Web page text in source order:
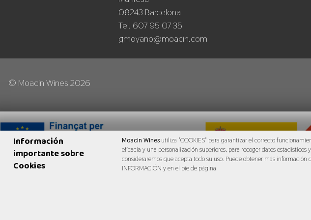
Información
importante sobre
Cookies
Moacin Winesutiliza "COOKIES" para garantizar el correcto
eficacia y una personalización superiores, para recoger datos
consideraremos que acepta todo su uso. Puede obtener más información
INFORMACIÓN y en el pie de página
08243 Barcelona
Tel. 607 95 07 35
gmoyano@moacin.com
© Moacin Wines 2026